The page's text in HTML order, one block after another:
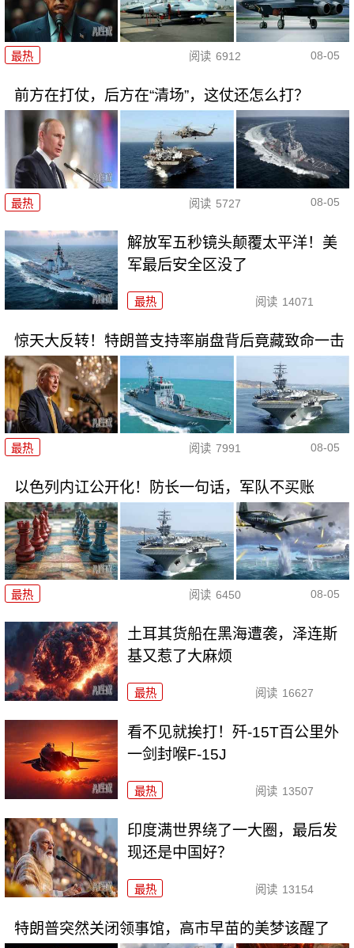
最热 阅读 6912 08-05
前方在打仗，后方在“清场”，这仗还怎么打？
最热 阅读 5727 08-05
解放军五秒镜头颠覆太平洋！美
军最后安全区没了
最热 阅读 14071
惊天大反转！特朗普支持率崩盘背后竟藏致命一击
最热 阅读 7991 08-05
以色列内讧公开化！防长一句话，军队不买账
最热 阅读 6450 08-05
土耳其货船在黑海遭袭，泽连斯
基又惹了大麻烦
最热 阅读 16627
看不见就挨打！歼-15T百公里外
一剑封喉F-15J
最热 阅读 13507
印度满世界绕了一大圈，最后发
现还是中国好？
最热 阅读 13154
特朗普突然关闭领事馆，高市早苗的美梦该醒了